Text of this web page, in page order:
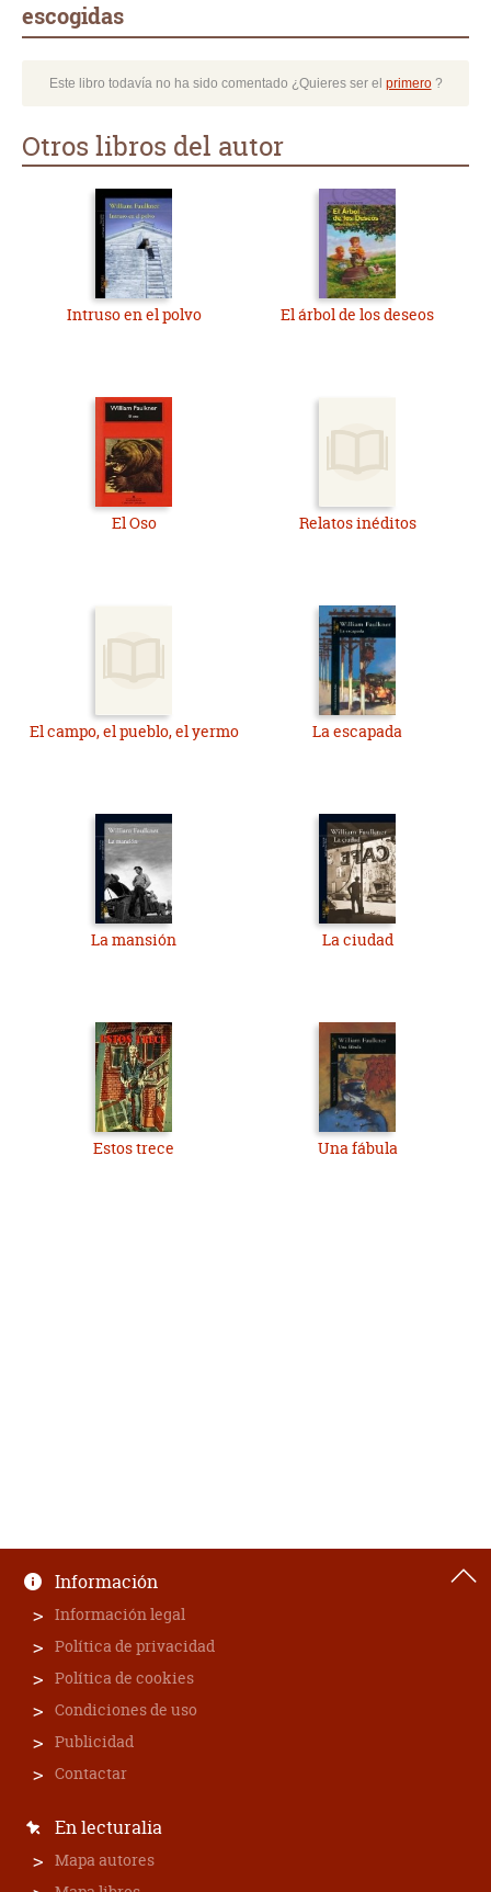
escogidas
Este libro todavía no ha sido comentado ¿Quieres ser el primero?
Otros libros del autor
Intruso en el polvo El árbol de los deseos
El Oso Relatos inéditos
El campo, el pueblo, el yermo La escapada
La mansión La ciudad
Estos trece Una fábula
Información
Información legal
Política de privacidad
Política de cookies
Condiciones de uso
Publicidad
Contactar
En lecturalia
Mapa autores